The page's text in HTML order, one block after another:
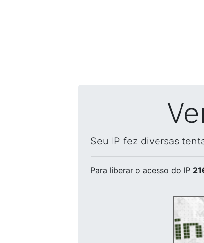
Seu IP fez diversas
Para liberar o acesso do IP